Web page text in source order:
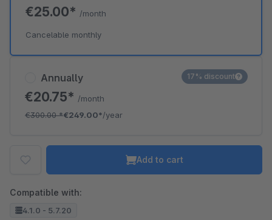
Annually
€20.75* /month
€300.00*€249.00*/year
17% discount
€25.00* /month
Cancelable monthly
Add to cart
Compatible with:
4.1.0 - 5.7.20